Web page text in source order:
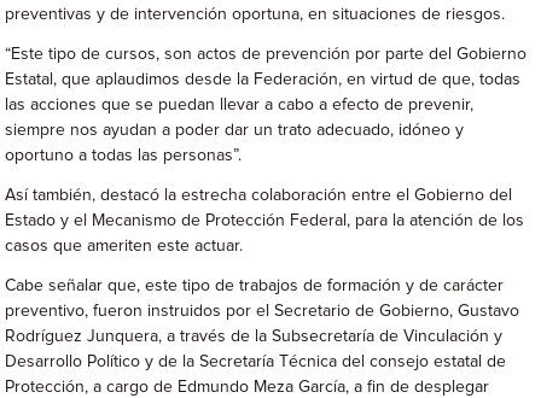
preventivas y de intervención oportuna, en situaciones de riesgos.
“Este tipo de cursos, son actos de prevención por parte del Gobierno
Estatal, que aplaudimos desde la Federación, en virtud de que, todas
las acciones que se puedan llevar a cabo a efecto de prevenir,
siempre nos ayudan a poder dar un trato adecuado, idóneo y
oportuno a todas las personas”.
Así también, destacó la estrecha colaboración entre el Gobierno del
Estado y el Mecanismo de Protección Federal, para la atención de los
casos que ameriten este actuar.
Cabe señalar que, este tipo de trabajos de formación y de carácter
preventivo, fueron instruidos por el Secretario de Gobierno, Gustavo
Rodríguez Junquera, a través de la Subsecretaría de Vinculación y
Desarrollo Político y de la Secretaría Técnica del consejo estatal de
Protección, a cargo de Edmundo Meza García, a fin de desplegar